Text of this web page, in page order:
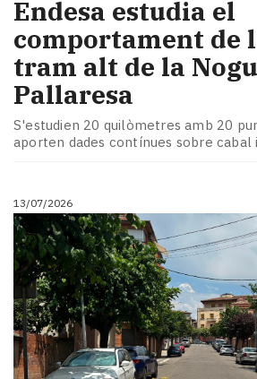
Endesa estudia el
comportament de
tram alt de la
Pallaresa
S'estudien 20 quilòmetres amb 20
aporten dades contínues sobre
13/07/2026